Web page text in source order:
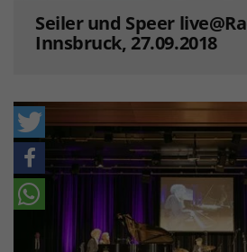
Seiler und Speer
Innsbruck, 27.09.2018